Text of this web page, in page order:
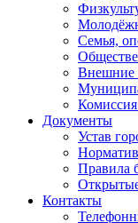
Семья,
Внешние
Документы
Устав
Правила
Контакты